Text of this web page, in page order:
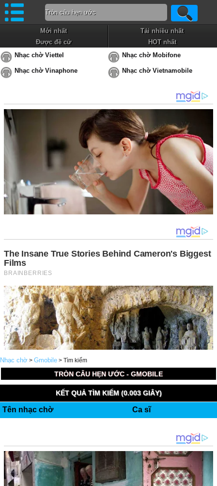
Mới nhất
Tải nhiều nhất
Được đề cử
HOT nhất
Nhạc chờ Viettel
Nhạc chờ Mobifone
Nhạc chờ Vinaphone Nhạc chờ Vietnamobile
Nhạc chờ > Gmobile > Tìm kiếm
TRÒN CÂU HẸN ƯỚC - GMOBILE
KẾT QUẢ TÌM KIẾM (0.003 GIÂY)
Tên nhạc chờ Ca sĩ